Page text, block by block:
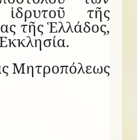
τῆς
τῆς Ἑλλάδος,
Μητροπόλεως